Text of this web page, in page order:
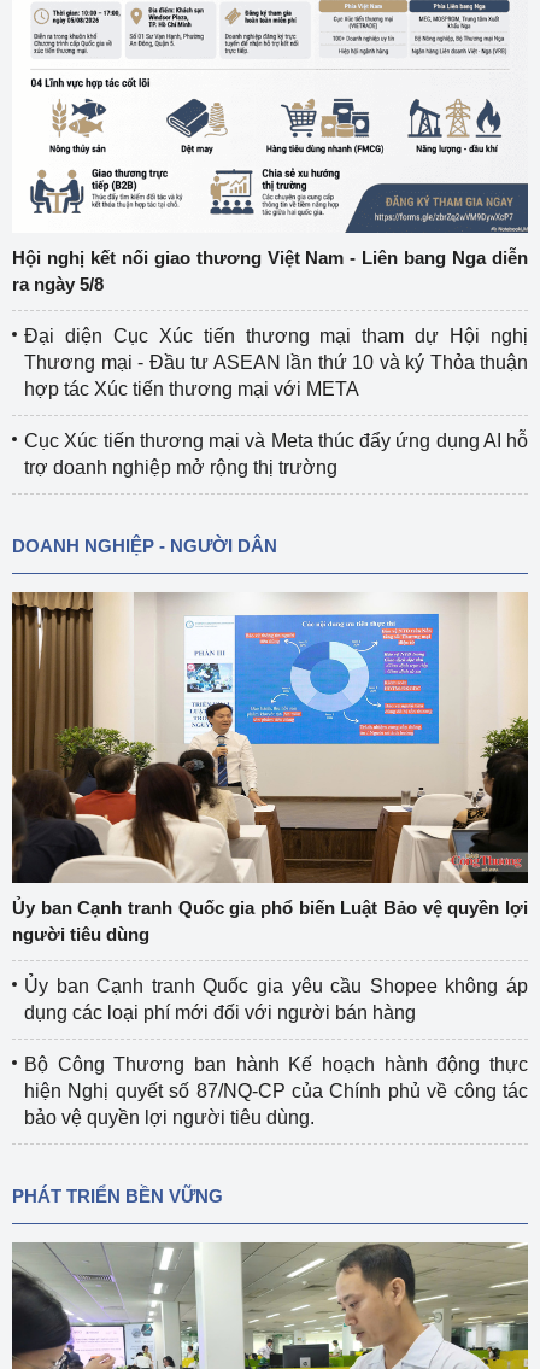
Hội nghị kết nối giao thương Việt Nam - Liên bang Nga diễn
ra ngày 5/8
Đại diện Cục Xúc tiến thương mại tham dự Hội nghị
Thương mại - Đầu tư ASEAN lần thứ 10 và ký Thỏa thuận
hợp tác Xúc tiến thương mại với META
Cục Xúc tiến thương mại và Meta thúc đẩy ứng dụng AI hỗ
trợ doanh nghiệp mở rộng thị trường
DOANH NGHIỆP - NGƯỜI DÂN
Ủy ban Cạnh tranh Quốc gia phổ biến Luật Bảo vệ quyền lợi
người tiêu dùng
Ủy ban Cạnh tranh Quốc gia yêu cầu Shopee không áp
dụng các loại phí mới đối với người bán hàng
Bộ Công Thương ban hành Kế hoạch hành động thực
hiện Nghị quyết số 87/NQ-CP của Chính phủ về công tác
bảo vệ quyền lợi người tiêu dùng.
PHÁT TRIỂN BỀN VỮNG